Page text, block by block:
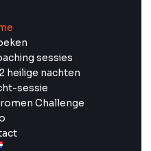
sessies
heilige nachten
sessie
Challenge